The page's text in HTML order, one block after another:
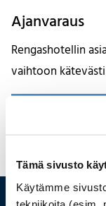
Tämä sivusto
Käytämme
Ajanvaraus
Rengashotellin
vaihtoon